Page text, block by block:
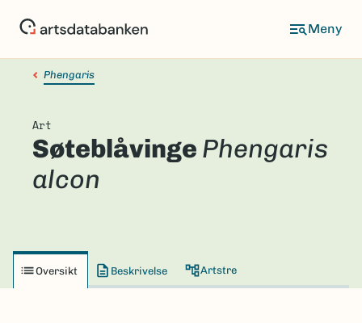
Phengaris
Art
Søteblåvinge Phengaris
alcon
Oversikt Beskrivelse Artstre